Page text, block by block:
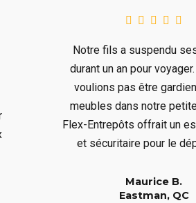
Notre fils a suspendu
durant un an pour
voulions pas être
meubles dans notre
Flex-Entrepôts offrait un
et sécuritaire pour le
Maurice B.
Eastman, QC